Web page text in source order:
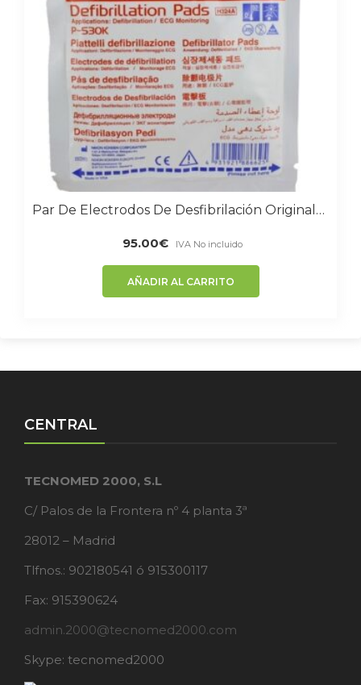
Par De Electrodos De Desfibrilación Originales Para Adulto Y Niño Nihon Kohden
95.00€ IVA No incluido
AÑADIR AL CARRITO
CENTRAL
TECNOMED 2000, S.L
C/ Palos de la Frontera nº 4 planta 3ª
28012 – Madrid
Tlfnos.: 902180541 ó 915300117
Fax: 915390624
admin.2000@tecnomed2000.com
Skype: tecnomed2000